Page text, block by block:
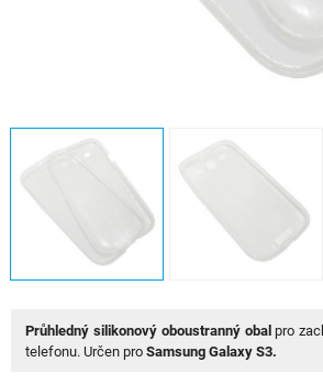
Průhledný silikonový oboustranný obalpro
telefonu. Určen pro Samsung Galaxy S3.